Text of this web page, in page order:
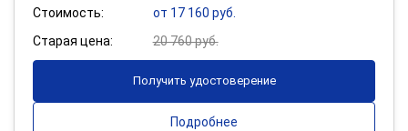
Стоимость:
от 17 160 руб.
Старая цена:
20 760 руб.
Получить удостоверение
Подробнее